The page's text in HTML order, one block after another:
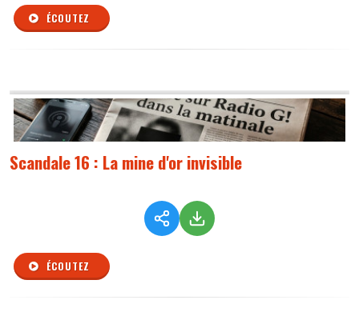
ÉCOUTEZ
Scandale 16 : La mine d'or invisible
ÉCOUTEZ